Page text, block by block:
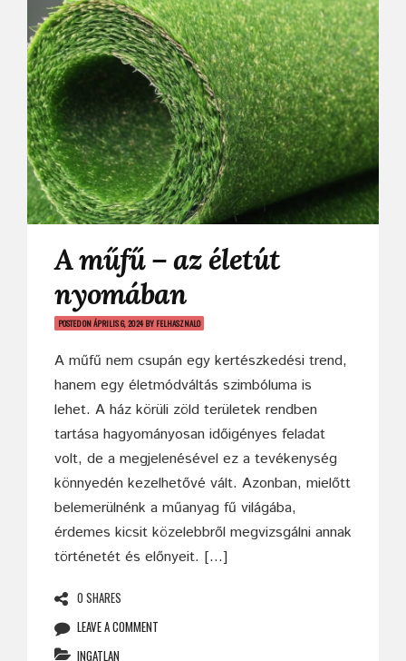
A műfű – az életút
nyomában
POSTED ONÁPRILIS 6, 2024BY FELHASZNALO
A műfű nem csupán egy kertészkedési trend,
hanem egy életmódváltás szimbóluma is
lehet. A ház körüli zöld területek rendben
tartása hagyományosan időigényes feladat
volt, de a megjelenésével ez a tevékenység
könnyedén kezelhetővé vált. Azonban, mielőtt
belemerülnénk a műanyag fű világába,
érdemes kicsit közelebbről megvizsgálni annak
történetét és előnyeit. […]
0 SHARES
LEAVE A COMMENT
INGATLAN